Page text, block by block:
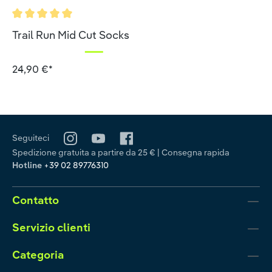
Valutazione media di 5 su 5 stelle
Trail Run Mid Cut Socks
24,90 €*
Seguiteci
Spedizione gratuita a partire da 25 € | Consegna rapida
Hotline +39 02 89776310
Contatto
Servizio clienti
Categoria